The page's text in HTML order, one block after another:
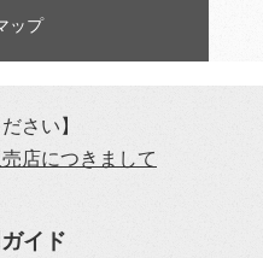
ップ
さい】
店につきまして
イド